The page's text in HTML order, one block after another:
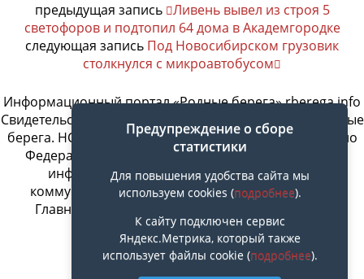
предыдущая запись Ливень вывел из строя 5
светофоров и подтопил 64 дома в Академгородке
следующая запись Под Новосибирском грузовик
столкнулся с микроавтобусом
Информационный портал «Родные берега» rberega.info
Свидетельство о регистрации сетевого издания «Родные
берега. НСК»: Эл № ФС77-74717 от 11.01.2019 г., выдано
Федеральной службой по надзору в сфере связи,
информационных технологий и массовых
коммуникаций. Учредитель ООО «СовИнформ».
Главный редактор Байжанов Ерлан Омарович
Предупреждение о сборе
статистики
Для повышения удобства сайта мы
используем cookies (подробнее).
К сайту подключен сервис
Яндекс.Метрика, который также
использует файлы cookie (подробнее).
Наверх